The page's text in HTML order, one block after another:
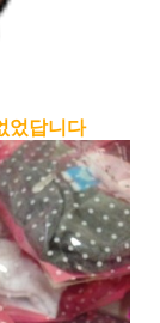
었답니다